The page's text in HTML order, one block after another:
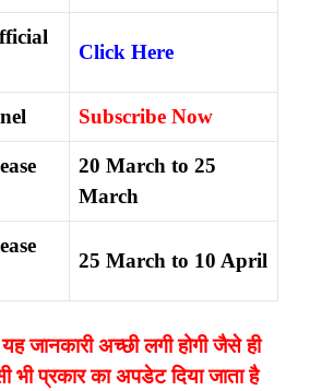
Click Here
Subscribe Now
20 March to 25
March
25 March to 10 April
जानकारी अच्छी लगी होगी जैसे ही
भी प्रकार का अपडेट दिया जाता है